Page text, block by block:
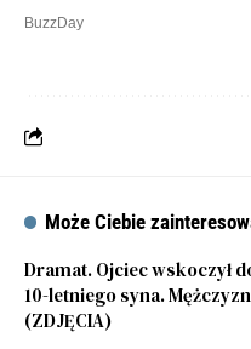
Może Ciebie
Dramat. Ojciec wskoczył
10-letniego syna.
(ZDJĘCIA)